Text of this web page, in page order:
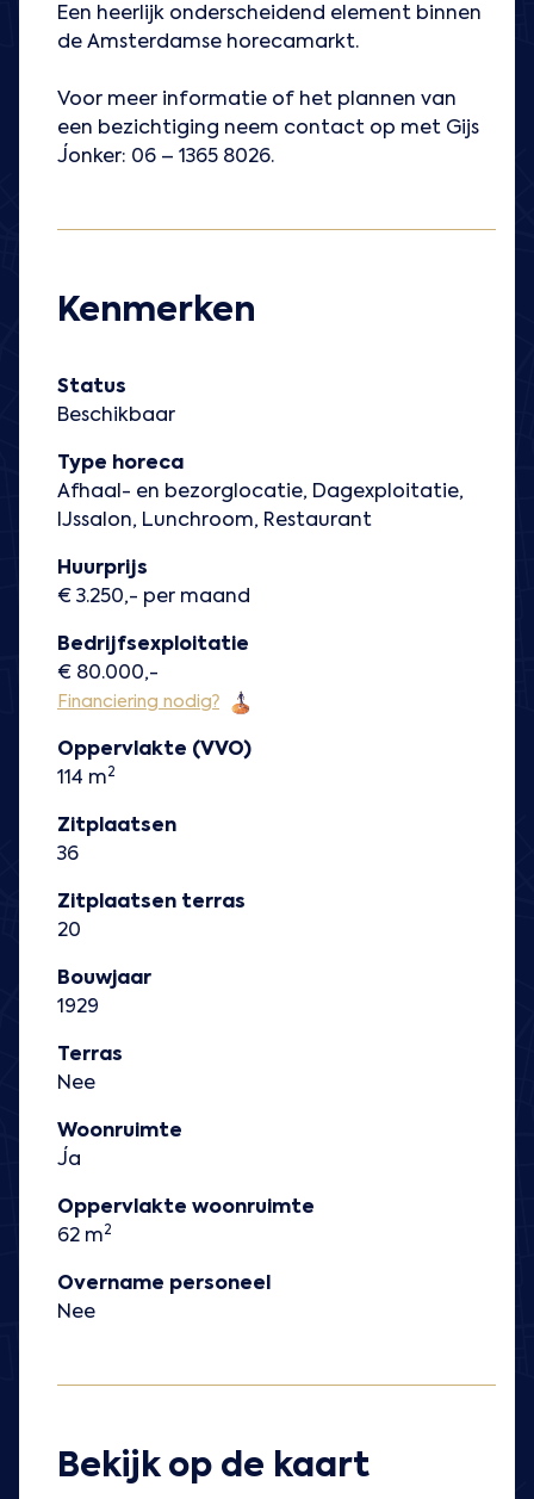
Een heerlijk onderscheidend element binnen
de Amsterdamse horecamarkt.
Voor meer informatie of het plannen van
een bezichtiging neem contact op met Gijs
Jonker: 06 – 1365 8026.
Kenmerken
Status
Beschikbaar
Type horeca
Afhaal- en bezorglocatie, Dagexploitatie,
IJssalon, Lunchroom, Restaurant
Huurprijs
€ 3.250,- per maand
Bedrijfsexploitatie
€ 80.000,-
Financiering nodig?
Oppervlakte (VVO)
114 m2
Zitplaatsen
36
Zitplaatsen terras
20
Bouwjaar
1929
Terras
Nee
Woonruimte
Ja
Oppervlakte woonruimte
62 m2
Overname personeel
Nee
Bekijk op de kaart